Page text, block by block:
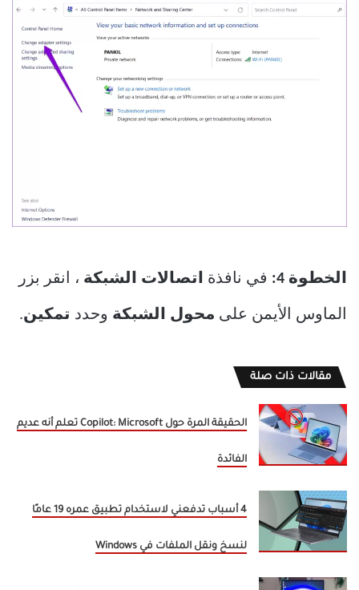
الخطوة 4: في نافذة اتصالات الشبكة ، انقر بزر
الماوس الأيمن على محول الشبكة وحدد تمكين.
مقالات ذات صلة
الحقيقة المرة حول Copilot: Microsoft تعلم أنه عديم
الفائدة
4 أسباب تدفعني لاستخدام تطبيق عمره 19 عامًا
لنسخ ونقل الملفات في Windows